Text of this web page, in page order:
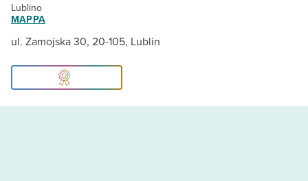
Lublino
MAPPA
ul. Zamojska 30, 20-105, Lublin